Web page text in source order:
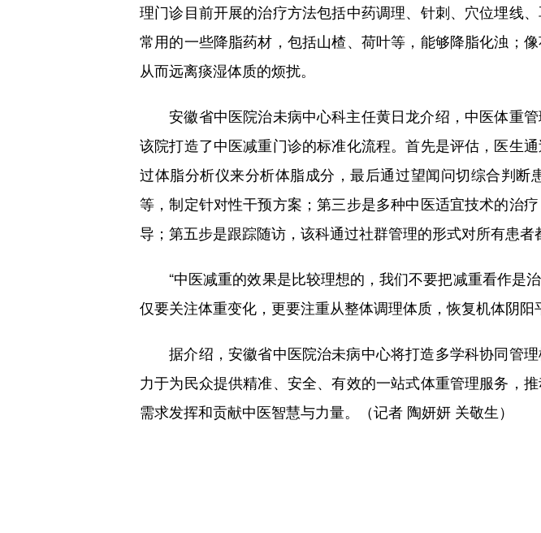
理门诊目前开展的治疗方法包括中药调理、针刺、穴位埋线
常用的一些降脂药材，包括山楂、荷叶等，能够降脂化浊；
从而远离痰湿体质的烦扰。
安徽省中医院治未病中心科主任黄日龙介绍，中医体重管
该院打造了中医减重门诊的标准化流程。首先是评估，医生
过体脂分析仪来分析体脂成分，最后通过望闻问切综合判
等，制定针对性干预方案；第三步是多种中医适宜技术的治
导；第五步是跟踪随访，该科通过社群管理的形式对所有患者
“中医减重的效果是比较理想的，我们不要把减重看作是
仅要关注体重变化，更要注重从整体调理体质，恢复机体阴阳
据介绍，安徽省中医院治未病中心将打造多学科协同管
力于为民众提供精准、安全、有效的一站式体重管理服务，
需求发挥和贡献中医智慧与力量。（记者 陶妍妍 关敬生）